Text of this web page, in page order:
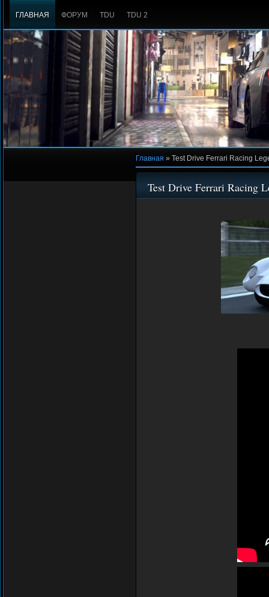
ГЛАВНАЯ ФОРУМ TDU TDU 2
Главная » Test Drive Ferrari Racing
Test Drive Ferrari Racing